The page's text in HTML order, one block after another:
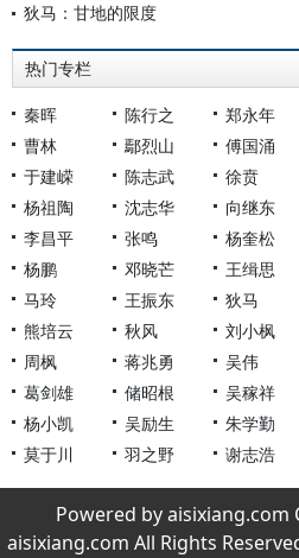
狄马：甘地的限度
热门专栏
秦晖 陈行之 郑永年
曹林
鄢烈山 傅国涌
于建嵘
陈志武 徐贲
杨祖陶
沈志华 向继东
李昌平
张鸣 杨奎松
杨鹏
邓晓芒 王缉思
马玲
王振东 狄马
熊培云
秋风 刘小枫
周枫
蒋兆勇 吴伟
葛剑雄
储昭根 吴稼祥
杨小凯
吴励生 朱学勤
莫于川
羽之野 谢志浩
Powered by
aisixiang.com All Rights